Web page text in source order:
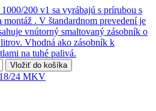
200 v1 sa vyrábajú s prírubou s
. V štandardnom prevedení je
vnútorný smaltovaný zásobník o
Vhodná ako zásobník k
na tuhé palivá.
Vložiť do košíka